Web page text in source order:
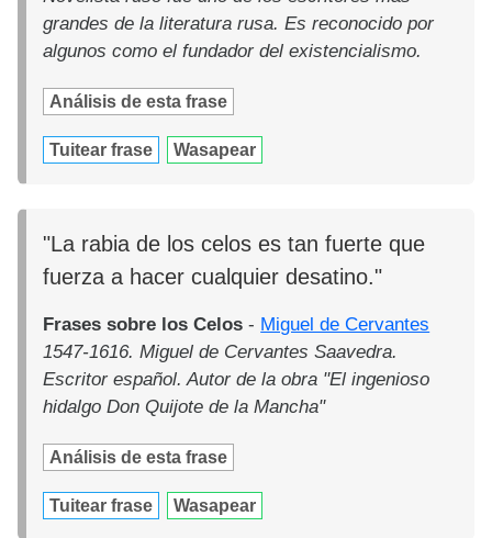
grandes de la literatura rusa. Es reconocido por
algunos como el fundador del existencialismo.
Análisis de esta frase
Tuitear frase Wasapear
"La rabia de los celos es tan fuerte que
fuerza a hacer cualquier desatino."
Frases sobre los Celos - Miguel de Cervantes
1547-1616. Miguel de Cervantes Saavedra.
Escritor español. Autor de la obra "El ingenioso
hidalgo Don Quijote de la Mancha"
Análisis de esta frase
Tuitear frase Wasapear